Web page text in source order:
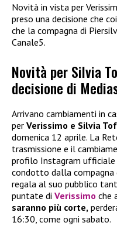
Novità in vista per
preso una decisione che
che la compagna di
Canale5.
Novità per Silvia
decisione di
Arrivano cambiamenti in
per Verissimo e Silvia
domenica 12 aprile. La
trasmissione e il
profilo Instagram
condotto dalla compagna
regala al suo pubblico
puntate di Verissimo che
saranno più corte,
16:30, come ogni sabato.